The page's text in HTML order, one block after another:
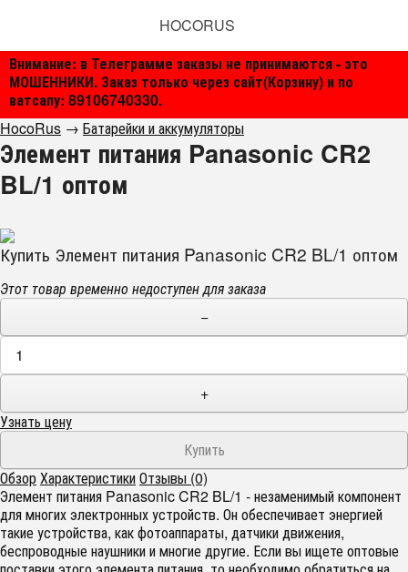
Внимание: в Телеграмме заказы не принимаются - это
МОШЕННИКИ. Заказ только через сайт(Корзину) и по
ватсапу: 89106740330.
HOCORUS
HocoRus → Батарейки и аккумуляторы
Элемент питания Panasonic CR2
BL/1 оптом
Купить Элемент питания Panasonic CR2 BL/1 оптом
Этот товар временно недоступен для заказа
−
+
Узнать цену
ОбзорХарактеристикиОтзывы (0)
Элемент питания Panasonic CR2 BL/1 - незаменимый компонент
для многих электронных устройств. Он обеспечивает энергией
такие устройства, как фотоаппараты, датчики движения,
беспроводные наушники и многие другие. Если вы ищете оптовые